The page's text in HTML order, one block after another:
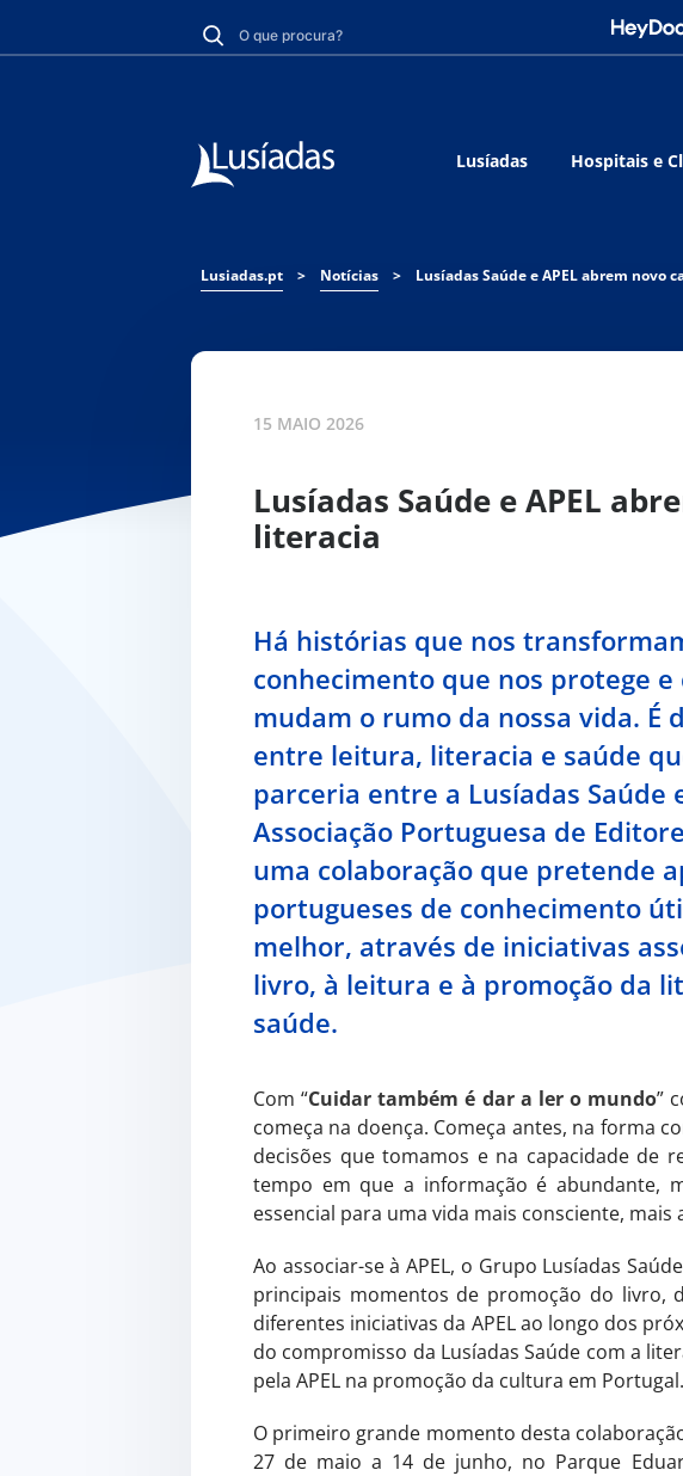
Lusíadas Hospitais e
Lusiadas.pt > Notícias >
15 MAIO 2026
Lusíadas Saúde e APEL
literacia
Há histórias que nos
conhecimento que nos protege e
mudam o rumo da nossa vida. É
entre leitura, literacia e saúde
parceria entre a Lusíadas Saúde
Associação Portuguesa de
uma colaboração que pretende
portugueses de conhecimento
melhor, através de iniciativas
livro, à leitura e à promoção da
saúde.
Com “Cuidar também é dar a ler o mundo”
começa na doença. Começa antes, na forma
decisões que tomamos e na capacidade de
tempo em que a informação é abundante,
essencial para uma vida mais consciente, mais
Ao associar-se à APEL, o Grupo Lusíadas
principais momentos de promoção do livro,
diferentes iniciativas da APEL ao longo dos
do compromisso da Lusíadas Saúde com a
pela APEL na promoção da cultura em Portugal.
O primeiro grande momento desta
27 de maio a 14 de junho, no Parque